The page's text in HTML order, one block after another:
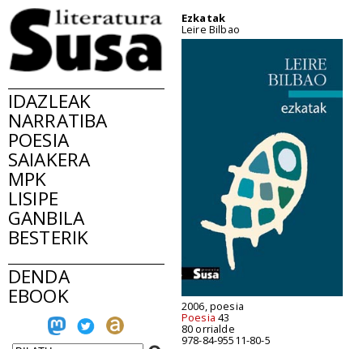
IDAZLEAK
NARRATIBA
POESIA
SAIAKERA
MPK
LISIPE
GANBILA
BESTERIK
DENDA
EBOOK
Ezkatak
Leire Bilbao
2006, poesia
Poesia 43
80 orrialde
978-84-95511-80-5